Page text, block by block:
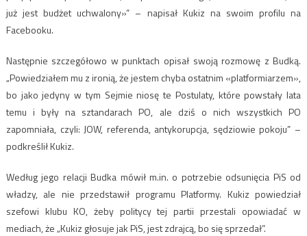
już jest budżet uchwalony»” – napisał Kukiz na swoim profilu na
Facebooku.
Następnie szczegółowo w punktach opisał swoją rozmowę z Budką.
„Powiedziałem mu z ironią, że jestem chyba ostatnim «platformiarzem»,
bo jako jedyny w tym Sejmie niosę te Postulaty, które powstały lata
temu i były na sztandarach PO, ale dziś o nich wszystkich PO
zapomniała, czyli: JOW, referenda, antykorupcja, sędziowie pokoju” –
podkreślił Kukiz.
Według jego relacji Budka mówił m.in. o potrzebie odsunięcia PiS od
władzy, ale nie przedstawił programu Platformy. Kukiz powiedział
szefowi klubu KO, żeby politycy tej partii przestali opowiadać w
mediach, że „Kukiz głosuje jak PiS, jest zdrajcą, bo się sprzedał”.